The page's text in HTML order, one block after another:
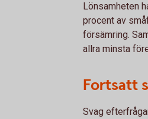
Lönsamheten
procent av
försämring.
allra minsta
Fortsatt
Svag